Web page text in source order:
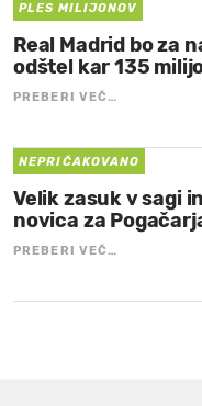
PLES MILIJONOV
Real Madrid bo za
odštel kar 135
PREBERI VEČ…
NEPRIČAKOVANO
Velik zasuk v sagi
novica za
PREBERI VEČ…